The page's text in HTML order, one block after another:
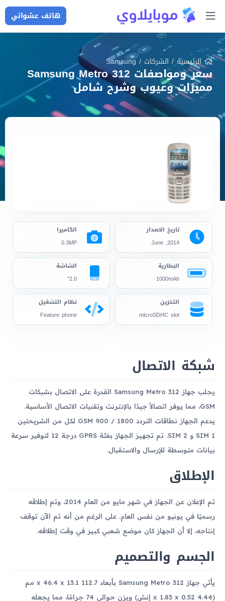
هاتف عشوائي
الرئيسية/ الشركات /
Samsung
سعر ومواصفات Samsung Metro 312
مميزات وعيوب وشرح شامل
تاريخ الاصدار
2014, June
الكاميرا
0.3MP
البطارية
1000mAh
الشاشة
2.0"
التخزين
microSDHC slot
نظام التشغيل
Feature phone
شبكة الاتصال
يجلب جهاز Samsung Metro 312 القدرة على الاتصال بشبكات
GSM، مما يوفر اتصالاً جيدًا بالإنترنت وتقنيات الاتصال الأساسية.
يدعم الجهاز نطاقات التردد GSM 900 / 1800 لكل من الشريحتين
SIM 1 و SIM 2. تم تجهيز الجهاز بفئة GPRS درجة 12 لتوفير سرعة
بيانات متوسطة للإرسال والاستقبال.
الإطلاق
تم الإعلان عن الجهاز في شهر مايو من العام 2014، وتم إطلاقه
رسميًا في يونيو من نفس العام. على الرغم من أنه تم الآن توقف
إنتاجه، إلا أن الجهاز كان موضع شعبي كبير في وقت إطلاقه.
الجسم والتصميم
يأتي جهاز Samsung Metro 312 بأبعاد 112.7 x 46.4 x 13.1 مم
(4.44 x 1.83 x 0.52 إنش) ويزن حوالي 74 جرامًا، مما يجعله